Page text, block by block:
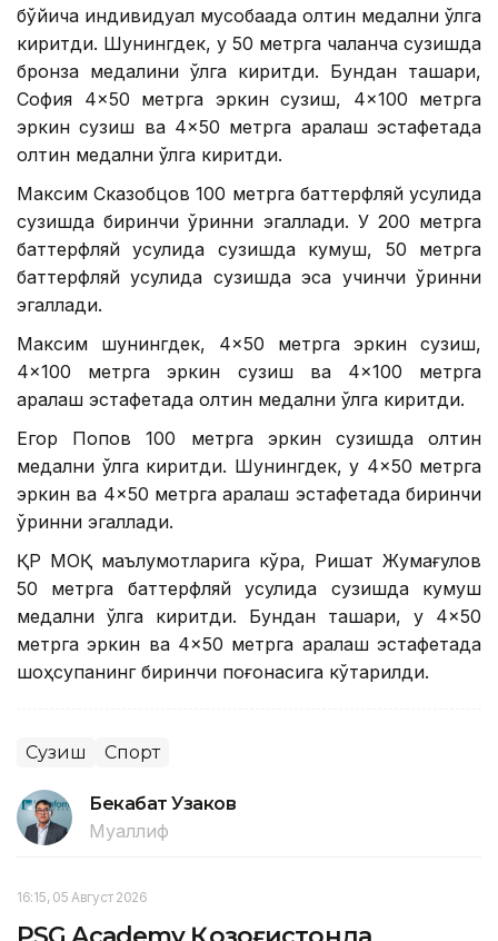
бўйича индивидуал мусобақада олтин медални қўлга
киритди. Шунингдек, у 50 метрга чалқанча сузишда
бронза медалини қўлга киритди. Бундан ташқари,
София 4×50 метрга эркин сузиш, 4×100 метрга
эркин сузиш ва 4×50 метрга аралаш эстафетада
олтин медални қўлга киритди.
Максим Сказобцов 100 метрга баттерфляй усулида
сузишда биринчи ўринни эгаллади. У 200 метрга
баттерфляй усулида сузишда кумуш, 50 метрга
баттерфляй усулида сузишда эса учинчи ўринни
эгаллади.
Максим шунингдек, 4×50 метрга эркин сузиш,
4×100 метрга эркин сузиш ва 4×100 метрга
аралаш эстафетада олтин медални қўлга киритди.
Егор Попов 100 метрга эркин сузишда олтин
медални қўлга киритди. Шунингдек, у 4×50 метрга
эркин ва 4×50 метрга аралаш эстафетада биринчи
ўринни эгаллади.
ҚР МОҚ маълумотларига кўра, Ришат Жумағулов
50 метрга баттерфляй усулида сузишда кумуш
медални қўлга киритди. Бундан ташқари, у 4×50
метрга эркин ва 4×50 метрга аралаш эстафетада
шоҳсупанинг биринчи поғонасига кўтарилди.
Сузиш Спорт
Бекабат Узаков
Муаллиф
16:15, 05 Август 2026